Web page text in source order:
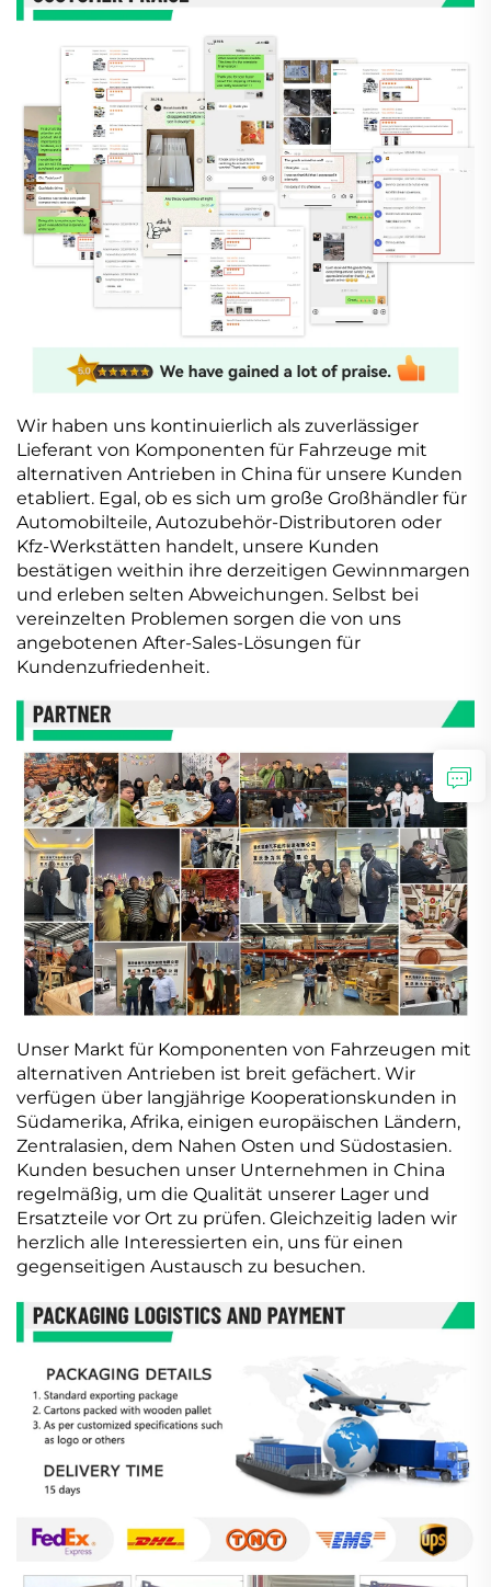
Wir haben uns kontinuierlich als zuverlässiger
Lieferant von Komponenten für Fahrzeuge mit
alternativen Antrieben in China für unsere Kunden
etabliert. Egal, ob es sich um große Großhändler für
Automobilteile, Autozubehör-Distributoren oder
Kfz-Werkstätten handelt, unsere Kunden
bestätigen weithin ihre derzeitigen Gewinnmargen
und erleben selten Abweichungen. Selbst bei
vereinzelten Problemen sorgen die von uns
angebotenen After-Sales-Lösungen für
Kundenzufriedenheit.
Unser Markt für Komponenten von Fahrzeugen mit
alternativen Antrieben ist breit gefächert. Wir
verfügen über langjährige Kooperationskunden in
Südamerika, Afrika, einigen europäischen Ländern,
Zentralasien, dem Nahen Osten und Südostasien.
Kunden besuchen unser Unternehmen in China
regelmäßig, um die Qualität unserer Lager und
Ersatzteile vor Ort zu prüfen. Gleichzeitig laden wir
herzlich alle Interessierten ein, uns für einen
gegenseitigen Austausch zu besuchen.